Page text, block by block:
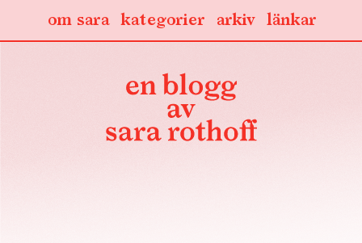
länkar
arkiv
kategorier
om sara